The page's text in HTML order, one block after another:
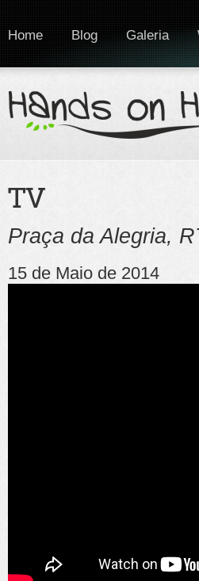
Home Blog Galeria
Praça da Alegria,
15 de Maio de 2014